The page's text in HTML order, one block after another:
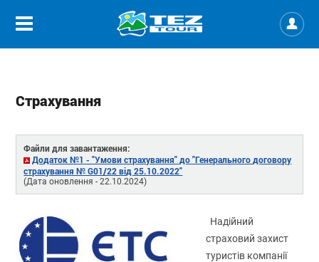
Страхування
Файли для завантаження:
Додаток №1 - "Умови страхування" до "Генерального договору
страхування № G01/22 від 25.10.2022"
(Дата оновлення - 22.10.2024)
Надійний
страховий захист
туристів компанії